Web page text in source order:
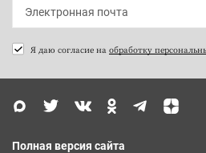
Я даю согласие на обработку
Полная версия сайта